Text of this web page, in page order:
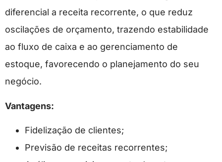
diferencial a receita recorrente, o que reduz
oscilações de orçamento, trazendo estabilidade
ao fluxo de caixa e ao gerenciamento de
estoque, favorecendo o planejamento do seu
negócio.
Vantagens:
Fidelização de clientes;
Previsão de receitas recorrentes;